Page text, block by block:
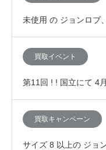
未使用 の ジョンロブ
ン、JMウエストンな
買取イベント
第11回 ! ! 国立にて 4
「査定額が10%アップ
買取キャンペーン
サイズ 8 以上の ジョ